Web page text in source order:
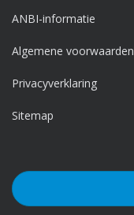
ANBI-informatie
Algemene voorwaarden
Privacyverklaring
Sitemap